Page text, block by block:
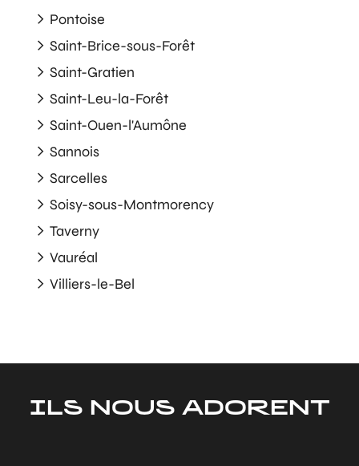
Pontoise
Saint-Brice-sous-Forêt
Saint-Gratien
Saint-Leu-la-Forêt
Saint-Ouen-l'Aumône
Sannois
Sarcelles
Soisy-sous-Montmorency
Taverny
Vauréal
Villiers-le-Bel
ILS NOUS ADORENT